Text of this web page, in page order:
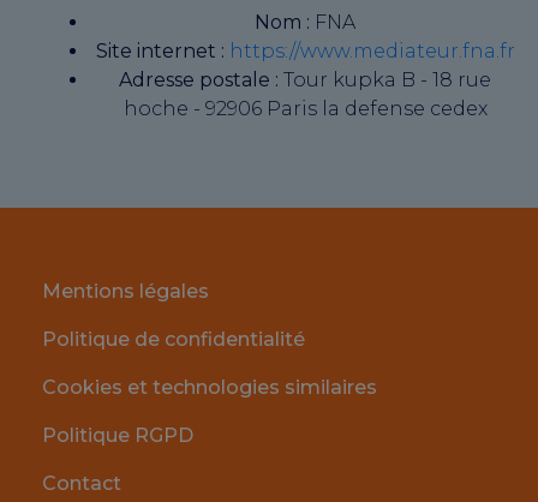
Nom : FNA
Site internet : https://www.mediateur.fna.fr
Adresse postale : Tour kupka B - 18 rue
hoche - 92906 Paris la defense cedex
Mentions légales
Politique de confidentialité
Cookies et technologies similaires
Politique RGPD
Contact